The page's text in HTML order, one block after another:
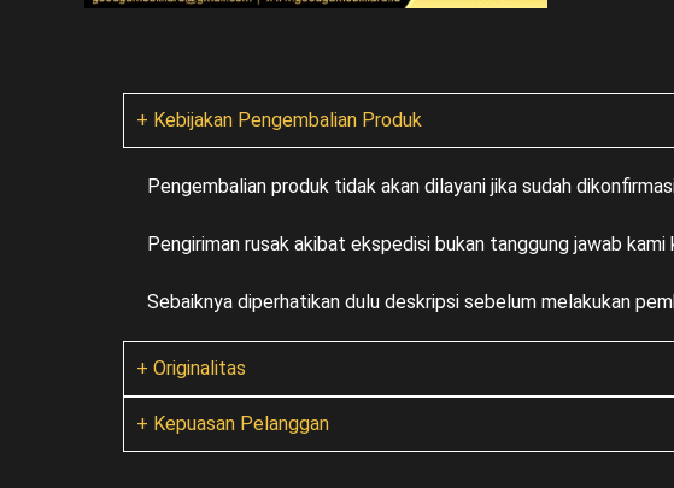
+ Kebijakan Pengembalian Produk
Pengembalian produk tidak akan dilayani jika sudah
Pengiriman rusak akibat ekspedisi bukan tanggung jawab
Sebaiknya diperhatikan dulu deskripsi sebelum melakukan
+ Originalitas
+ Kepuasan Pelanggan